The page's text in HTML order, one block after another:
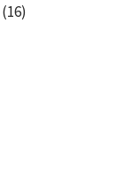
(16)